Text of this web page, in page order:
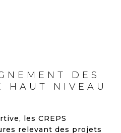
DES
HAUT NIVEAU
les CREPS
relevant des projets